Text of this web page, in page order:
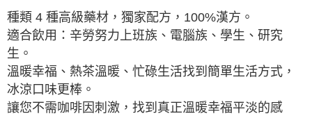
種類 4 種高級藥材，獨家配方，100%漢方。
適合飲用：辛勞努力上班族、電腦族、學生、研究
生。
溫暖幸福、熱茶溫暖、忙碌生活找到簡單生活方式，
冰涼口味更棒。
讓您不需咖啡因刺激，找到真正溫暖幸福平淡的感